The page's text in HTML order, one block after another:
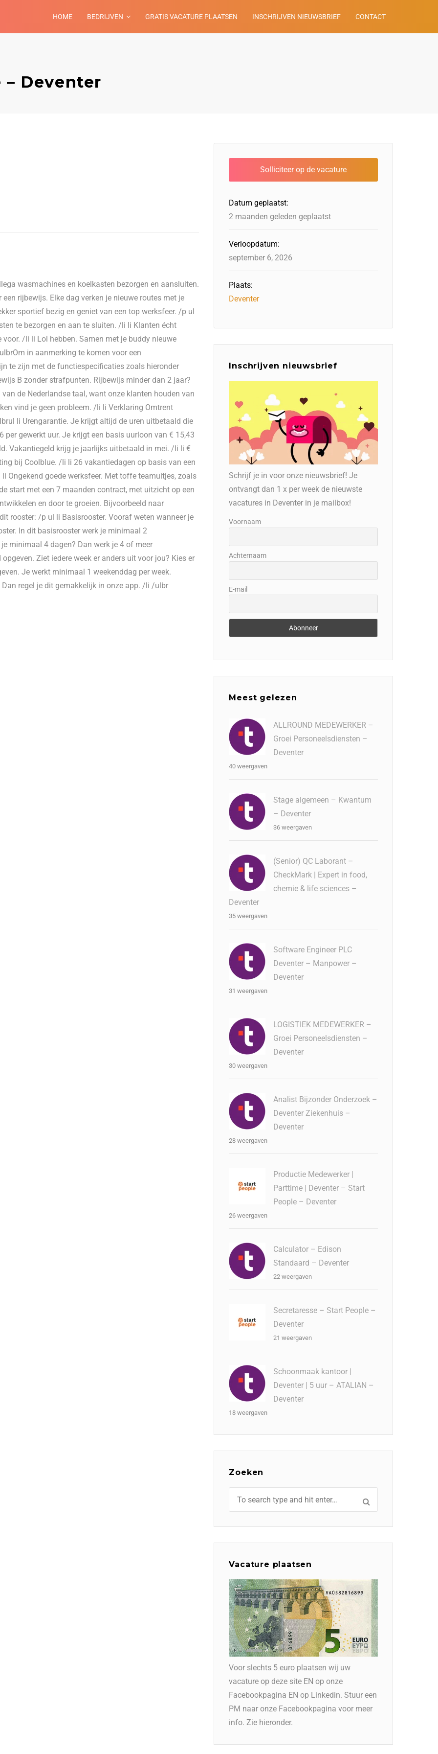
HOME BEDRIJVEN GRATIS VACATURE PLAATSEN INSCHRIJVEN NIEUWSBRIEF CONTACT
– Deventer
wasmachines en koelkasten bezorgen en aansluiten.
rijbewijs. Elke dag verken je nieuwe routes met je
sportief bezig en geniet van een top werksfeer. /p ul
te bezorgen en aan te sluiten. /li li Klanten écht
/li li Lol hebben. Samen met je buddy nieuwe
in aanmerking te komen voor een
te zijn met de functiespecificaties zoals hieronder
B zonder strafpunten. Rijbewijs minder dan 2 jaar?
de Nederlandse taal, want onze klanten houden van
vind je geen probleem. /li li Verklaring Omtrent
li Urengarantie. Je krijgt altijd de uren uitbetaald die
gewerkt uur. Je krijgt een basis uurloon van € 15,43
Vakantiegeld krijg je jaarlijks uitbetaald in mei. /li li €
bij Coolblue. /li li 26 vakantiedagen op basis van een
Ongekend goede werksfeer. Met toffe teamuitjes, zoals
start met een 7 maanden contract, met uitzicht op een
en door te groeien. Bijvoorbeeld naar
rooster: /p ul li Basisrooster. Vooraf weten wanneer je
In dit basisrooster werk je minimaal 2
minimaal 4 dagen? Dan werk je 4 of meer
Ziet iedere week er anders uit voor jou? Kies er
Je werkt minimaal 1 weekenddag per week.
regel je dit gemakkelijk in onze app. /li /ulbr
Datum geplaatst:
2 maanden geleden geplaatst
Verloopdatum:
september 6, 2026
Plaats:
Deventer
Inschrijven nieuwsbrief
Schrijf je in voor onze nieuwsbrief! Je
ontvangt dan 1 x per week de nieuwste
vacatures in Deventer in je mailbox!
Voornaam
Achternaam
E-mail
Meest gelezen
ALLROUND MEDEWERKER –
Groei Personeelsdiensten –
Deventer
40 weergaven
Stage algemeen – Kwantum
– Deventer
36 weergaven
(Senior) QC Laborant –
CheckMark | Expert in food,
chemie & life sciences –
Deventer
35 weergaven
Software Engineer PLC
Deventer – Manpower –
Deventer
31 weergaven
LOGISTIEK MEDEWERKER –
Groei Personeelsdiensten –
Deventer
30 weergaven
Analist Bijzonder Onderzoek –
Deventer Ziekenhuis –
Deventer
28 weergaven
Productie Medewerker |
Parttime | Deventer – Start
People – Deventer
26 weergaven
Calculator – Edison
Standaard – Deventer
22 weergaven
Secretaresse – Start People –
Deventer
21 weergaven
Schoonmaak kantoor |
Deventer | 5 uur – ATALIAN –
Deventer
18 weergaven
Zoeken
Vacature plaatsen
Voor slechts 5 euro plaatsen wij uw
vacature op deze site EN op onze
Facebookpagina EN op Linkedin. Stuur een
PM naar onze Facebookpagina voor meer
info. Zie hieronder.